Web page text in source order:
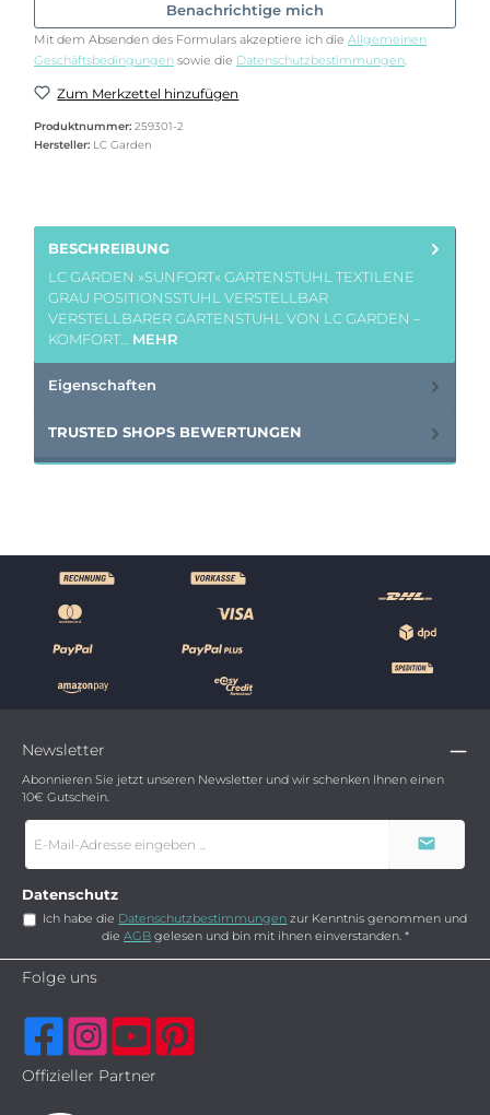
Benachrichtige mich
Mit dem Absenden des Formulars akzeptiere ich die Allgemeinen
Geschäftsbedingungen sowie die Datenschutzbestimmungen
Zum Merkzettel hinzufügen
Produktnummer: 259301-2
Hersteller: LC Garden
BESCHREIBUNG
LC GARDEN »SUNFORT« GARTENSTUHL TEXTILENE
GRAU POSITIONSSTUHL VERSTELLBAR
VERSTELLBARER GARTENSTUHL VON LC GARDEN –
KOMFORT… MEHR
Eigenschaften
TRUSTED SHOPS BEWERTUNGEN
Newsletter
Abonnieren Sie jetzt unseren Newsletter und wir schenken Ihnen einen
10€ Gutschein.
E-
Mail-
*
Datenschutz
Ich habe die Datenschutzbestimmungen zur Kenntnis genommen und
dieAGB gelesen und bin mit ihnen einverstanden.*
Folge uns
Offizieller Partner